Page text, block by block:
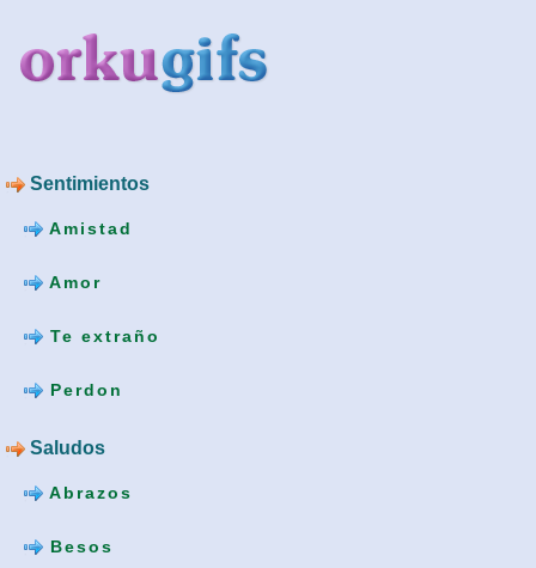
Sentimientos
Amistad
Amor
Te extraño
Perdon
Saludos
Abrazos
Besos